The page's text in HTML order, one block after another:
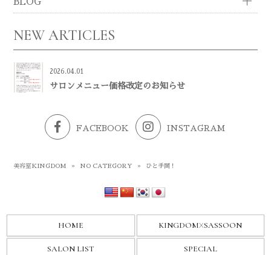
NEW ARTICLES
2026.04.01
サロンメニュー価格改定のお知らせ
FACEBOOK INSTAGRAM
美容室KINGDOM » NO CATEGORY » ひと手間！
HOME KINGDOMXSASSOON
SALON LIST SPECIAL